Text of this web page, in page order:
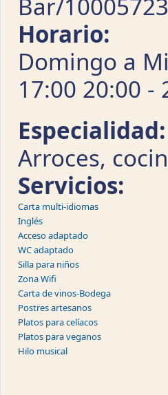
Bar/
Horario:
Domingo a
17:00 20:00 -
Especialidad:
Arroces,
Servicios:
Carta multi-idiomas
Inglés
Acceso adaptado
WC adaptado
Silla para niños
Zona Wifi
Carta de vinos-Bodega
Postres artesanos
Platos para celíacos
Platos para veganos
Hilo musical